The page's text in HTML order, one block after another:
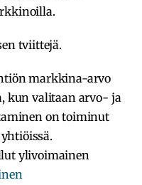
tviittejä.
markkina-arvo
kun valitaan arvo- ja
on toiminut
ylivoimainen